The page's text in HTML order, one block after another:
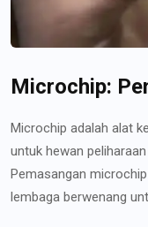
Microchip:
Microchip adalah alat
untuk hewan
Pemasangan
lembaga berwenang